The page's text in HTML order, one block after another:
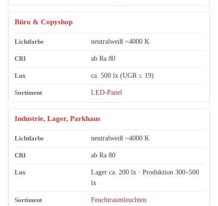
Büro & Copyshop
neutralweiß ~4000 K
ab Ra 80
ca. 500 lx (UGR ≤ 19)
LED-Panel
Industrie, Lager, Parkhaus
neutralweiß ~4000 K
ab Ra 80
Lager ca. 200 lx · Produktion 300–500
lx
Feuchtraumleuchten